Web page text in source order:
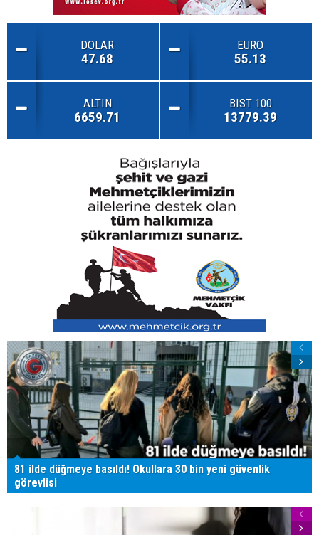
DOLAR
47.68
EURO
55.13
ALTIN
6659.71
BIST 100
13779.39
81 ilde düğmeye basıldı! Okullara 30 bin yeni güvenlik
görevlisi